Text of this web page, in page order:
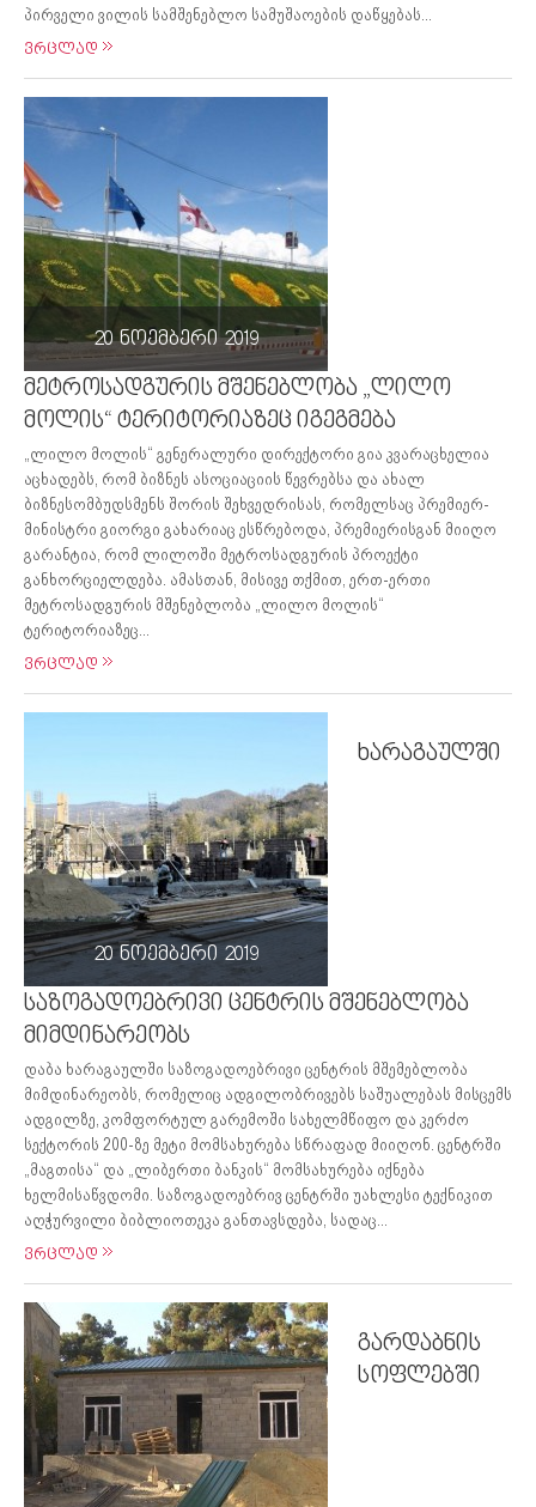
პირველი ვილის სამშენებლო სამუშაოების დაწყებას...
ვრცლად
20 ნოემბერი 2019
მეტროსადგურის მშენებლობა „ლილო
მოლის“ ტერიტორიაზეც იგეგმება
„ლილო მოლის“ გენერალური დირექტორი გია კვარაცხელია
აცხადებს, რომ ბიზნეს ასოციაციის წევრებსა და ახალ
ბიზნესომბუდსმენს შორის შეხვედრისას, რომელსაც პრემიერ-
მინისტრი გიორგი გახარიაც ესწრებოდა, პრემიერისგან მიიღო
გარანტია, რომ ლილოში მეტროსადგურის პროექტი
განხორციელდება. ამასთან, მისივე თქმით, ერთ-ერთი
მეტროსადგურის მშენებლობა „ლილო მოლის“
ტერიტორიაზეც...
ვრცლად
20 ნოემბერი 2019
ხარაგაულში
საზოგადოებრივი ცენტრის მშენებლობა
მიმდინარეობს
დაბა ხარაგაულში საზოგადოებრივი ცენტრის მშემებლობა
მიმდინარეობს, რომელიც ადგილობრივებს საშუალებას მისცემს
ადგილზე, კომფორტულ გარემოში სახელმწიფო და კერძო
სექტორის 200-ზე მეტი მომსახურება სწრაფად მიიღონ. ცენტრში
„მაგთისა“ და „ლიბერთი ბანკის“ მომსახურება იქნება
ხელმისაწვდომი. საზოგადოებრივ ცენტრში უახლესი ტექნიკით
აღჭურვილი ბიბლიოთეკა განთავსდება, სადაც...
ვრცლად
გარდაბნის
სოფლებში